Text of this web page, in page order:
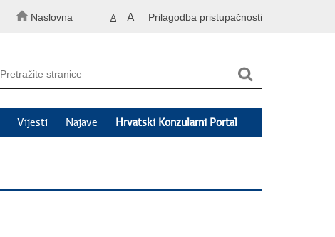
Naslovna A A Prilagodba pristupačnosti
Vijesti Najave Hrvatski Konzularni Portal